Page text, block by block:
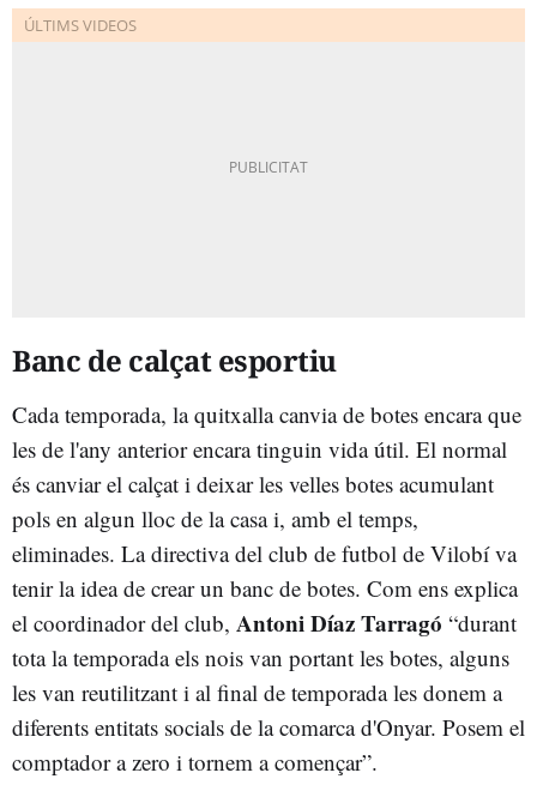
Banc de calçat esportiu
Cada temporada, la quitxalla canvia de botes encara que
les de l'any anterior encara tinguin vida útil. El normal
és canviar el calçat i deixar les velles botes acumulant
pols en algun lloc de la casa i, amb el temps,
eliminades. La directiva del club de futbol de Vilobí va
tenir la idea de crear un banc de botes. Com ens explica
el coordinador del club, Antoni Díaz Tarragó “durant
tota la temporada els nois van portant les botes, alguns
les van reutilitzant i al final de temporada les donem a
diferents entitats socials de la comarca d'Onyar. Posem el
comptador a zero i tornem a començar”.